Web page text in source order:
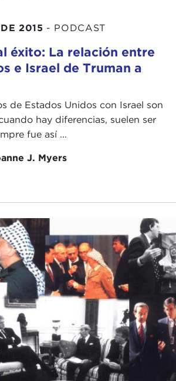
2015 - PODCAST
éxito: La relación entre
e Israel de Truman a
de Estados Unidos con Israel son
hay diferencias, suelen ser
fue así ...
J. Myers